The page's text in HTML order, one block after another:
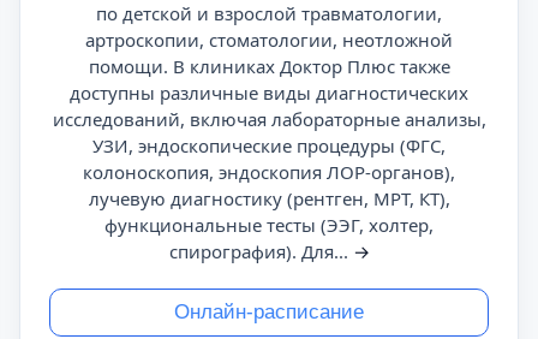
по детской и взрослой травматологии,
артроскопии, стоматологии, неотложной
помощи. В клиниках Доктор Плюс также
доступны различные виды диагностических
исследований, включая лабораторные анализы,
УЗИ, эндоскопические процедуры (ФГС,
колоноскопия, эндоскопия ЛОР-органов),
лучевую диагностику (рентген, МРТ, КТ),
функциональные тесты (ЭЭГ, холтер,
спирография). Для... →
Онлайн-расписание